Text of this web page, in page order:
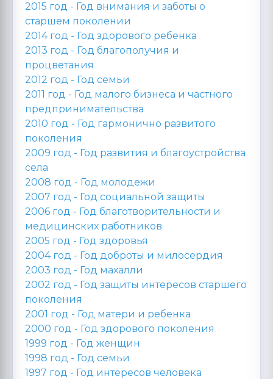
2015 год - Год внимания и заботы о
старшем поколении
2014 год - Год здорового ребенка
2013 год - Год благополучия и
процветания
2012 год - Год семьи
2011 год - Год малого бизнеса и частного
предпринимательства
2010 год - Год гармонично развитого
поколения
2009 год - Год развития и благоустройства
села
2008 год - Год молодежи
2007 год - Год социальной защиты
2006 год - Год благотворительности и
медицинских работников
2005 год - Год здоровья
2004 год - Год доброты и милосердия
2003 год - Год махалли
2002 год - Год защиты интересов старшего
поколения
2001 год - Год матери и ребенка
2000 год - Год здорового поколения
1999 год - Год женщин
1998 год - Год семьи
1997 год - Год интересов человека